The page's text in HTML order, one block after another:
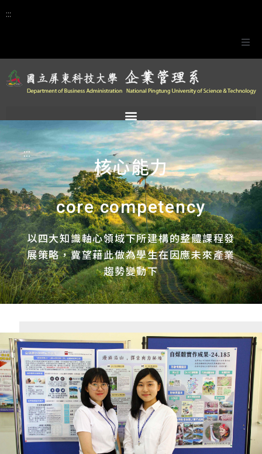
:::
企業管理系實務專題競賽
活動花絮
行事曆
English
:::
核心能力
core competency
以四大知識軸心領域下所建構的整體課程發
展策略，冀望藉此做為學生在因應未來產業
趨勢變動下